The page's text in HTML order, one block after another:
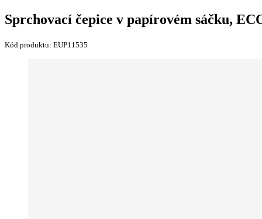
Sprchovací čepice v papírovém sáčku,
Kód produktu: EUP11535